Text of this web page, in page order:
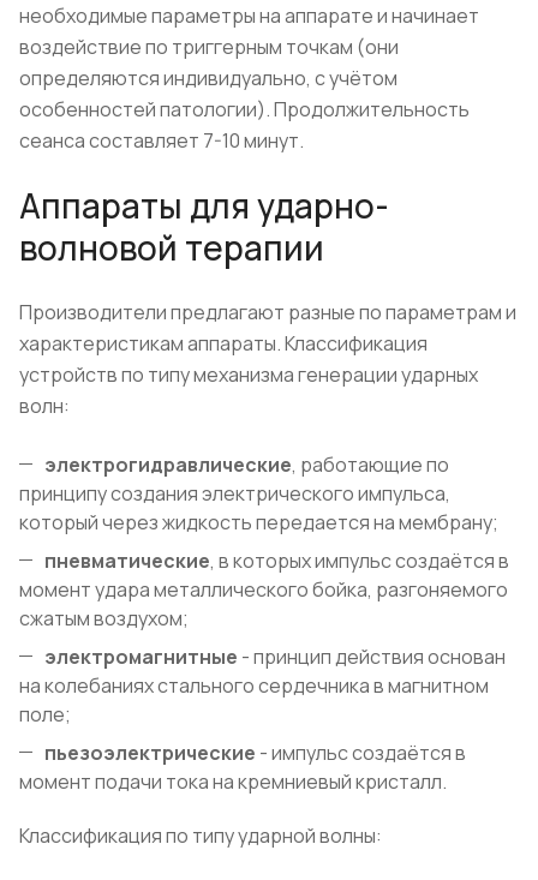
необходимые параметры на аппарате и начинает
воздействие по триггерным точкам (они
определяются индивидуально, с учётом
особенностей патологии). Продолжительность
сеанса составляет 7-10 минут.
Аппараты для ударно-
волновой терапии
Производители предлагают разные по параметрам и
характеристикам аппараты. Классификация
устройств по типу механизма генерации ударных
волн:
электрогидравлические, работающие по
принципу создания электрического импульса,
который через жидкость передается на мембрану;
пневматические, в которых импульс создаётся в
момент удара металлического бойка, разгоняемого
сжатым воздухом;
электромагнитные - принцип действия основан
на колебаниях стального сердечника в магнитном
поле;
пьезоэлектрические - импульс создаётся в
момент подачи тока на кремниевый кристалл.
Классификация по типу ударной волны: